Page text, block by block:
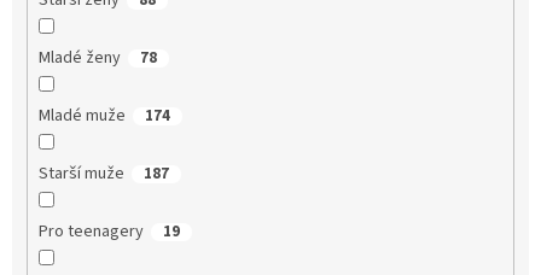
Mladé ženy 78
Mladé muže 174
Starší muže 187
Pro teenagery 19